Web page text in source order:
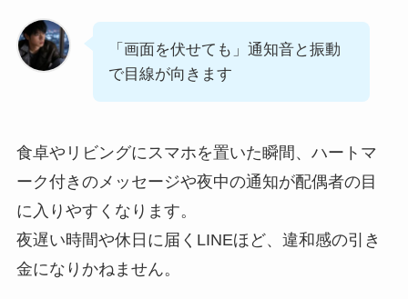
「画面を伏せても」通知音と振動
で目線が向きます
食卓やリビングにスマホを置いた瞬間、ハートマ
ーク付きのメッセージや夜中の通知が配偶者の目
に入りやすくなります。
夜遅い時間や休日に届くLINEほど、違和感の引き
金になりかねません。